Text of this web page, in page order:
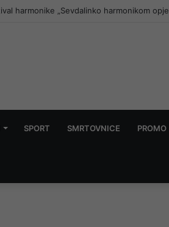
od 1.000 pozicija u prodaji i logistici
SPORT SMRTOVNICE PROMO